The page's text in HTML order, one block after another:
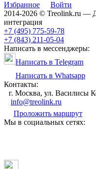
Избранное
Войти
2014-2026 © Treolink.ru —
интеграция
+7 (495) 775-59-78
+7 (843) 211-05-04
Написать в мессенджеры:
Написать в Telegram
Написать в Whatsapp
Контакты:
г. Москва, ул. Василисы
info@treolink.ru
Проложить маршрут
Мы в социальных сетях: